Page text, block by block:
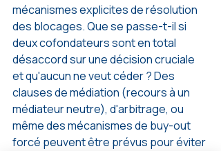
mécanismes explicites de résolution
des blocages. Que se passe-t-il si
deux cofondateurs sont en total
désaccord sur une décision cruciale
et qu'aucun ne veut céder ? Des
clauses de médiation (recours à un
médiateur neutre), d'arbitrage, ou
même des mécanismes de buy-out
forcé peuvent être prévus pour éviter